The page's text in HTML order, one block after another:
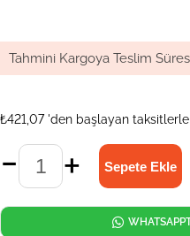
Tahmini Kargoya Teslim
₺421,07 'den başlayan taksitlerle